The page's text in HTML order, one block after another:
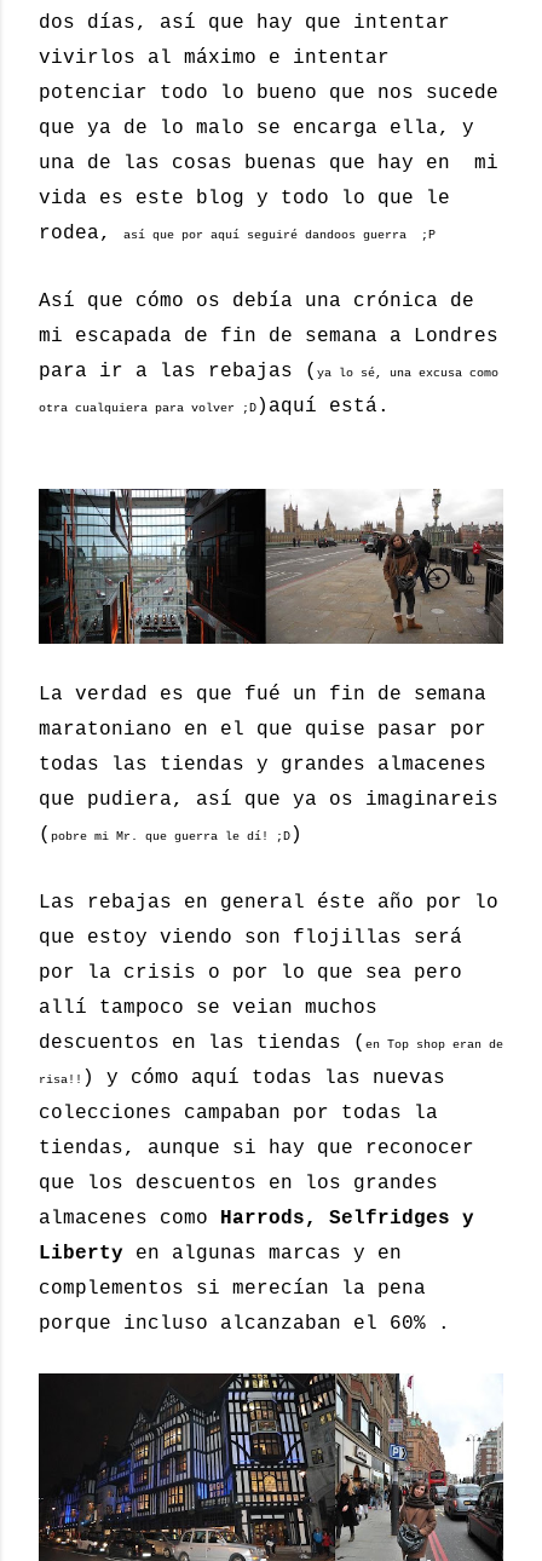
dos días, así que hay que intentar
vivirlos al máximo e intentar
potenciar todo lo bueno que nos sucede
que ya de lo malo se encarga ella, y
una de las cosas buenas que hay en mi
vida es este blog y todo lo que le
rodea,
así que por aquí seguiré dandoos guerra ;P
Así que cómo os debía una crónica de
mi escapada de fin de semana a Londres
para ir a las rebajas ( ya lo sé, una excusa como
otra cualquiera para volver ;D )aquí está.
La verdad es que fué un fin de semana
maratoniano en el que quise pasar por
todas las tiendas y grandes almacenes
que pudiera, así que ya os imaginareis
( pobre mi Mr. que guerra le dí! ;D )
Las rebajas en general éste año por lo
que estoy viendo son flojillas será
por la crisis o por lo que sea pero
allí tampoco se veian muchos
descuentos en las tiendas ( en Top shop eran de
risa!! ) y cómo aquí todas las nuevas
colecciones campaban por todas la
tiendas, aunque si hay que reconocer
que los descuentos en los grandes
almacenes como Harrods, Selfridges y
Liberty en algunas marcas y en
complementos si merecían la pena
porque incluso alcanzaban el 60% .